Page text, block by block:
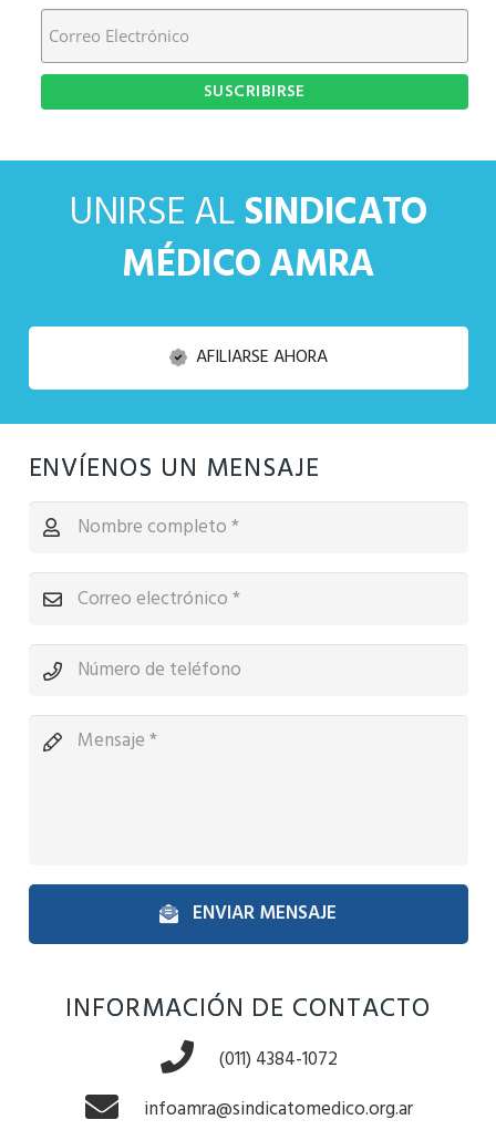
UNIRSE ALSINDICATO
MÉDICO AMRA
AFILIARSE AHORA
ENVÍENOS UN MENSAJE
ENVIAR MENSAJE
INFORMACIÓN DE CONTACTO
(011) 4384-1072
infoamra@sindicatomedico.org.ar